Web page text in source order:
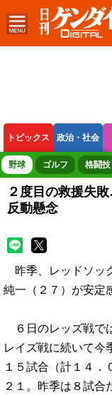
トピックス 政治・社会
ボートレース 競輪
野球 ゴルフ 格闘技
２度目の救援失
反動懸念
昨季、レッドソッ
純一（２７）が安定
６日のレッズ戦で
レイズ戦に続いて今
１５試合（計１４．
２１。昨季は８試合